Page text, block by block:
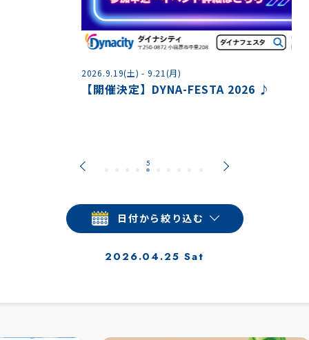
2026.9.19(土) - 9.21(月)
【開催決定】DYNA-FESTA 2026 ♪
日付から絞り込む
2026.04.25 Sat